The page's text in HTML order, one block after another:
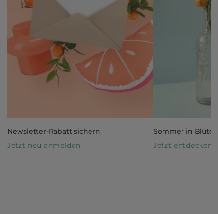
Newsletter-Rabatt sichern
Jetzt neu anmelden
Sommer in Blüte
Jetzt entdecken